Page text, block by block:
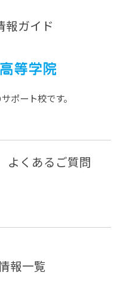
報ガイド
ポート校です。
よくあるご質問
報一覧